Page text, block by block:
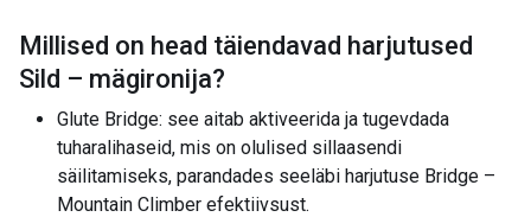
Millised on head täiendavad harjutused
Sild – mägironija?
Glute Bridge: see aitab aktiveerida ja tugevdada
tuharalihaseid, mis on olulised sillaasendi
säilitamiseks, parandades seeläbi harjutuse Bridge –
Mountain Climber efektiivsust.